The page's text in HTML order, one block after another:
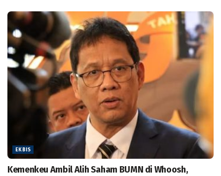
EKBIS
Kemenkeu Ambil Alih Saham BUMN di Whoosh,